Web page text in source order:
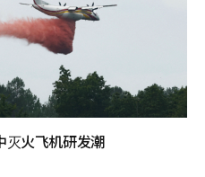
灭火飞机研发潮